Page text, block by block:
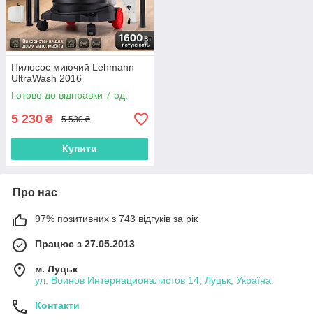
Пилосос миючий Lehmann
UltraWash 2016
Готово до відправки 7 од.
5 230 ₴ 5 530 ₴
Купити
Про нас
97% позитивних з 743 відгуків за рік
Працює з 27.05.2013
м. Луцьк
ул. Воинов Интернационалистов 14, Луцьк, Україна
Контакти